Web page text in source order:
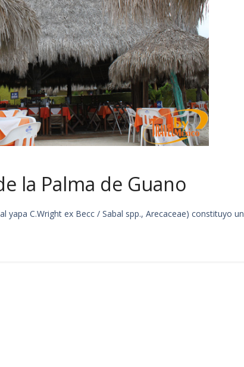
la Palma de Guano
yapa C.Wright ex Becc / Sabal spp., Arecaceae) constituyo un